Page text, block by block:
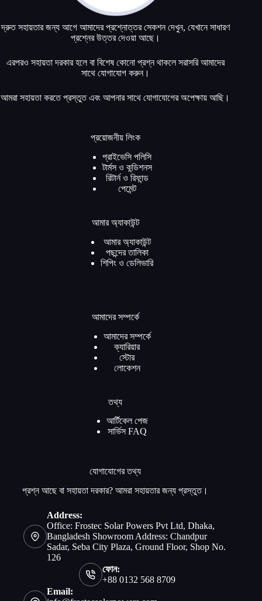
দ্রুত সহায়তার জন্য আগে আমাদের প্রশ্নোত্তর সেকশন দেখুন, যেখানে সাধারণ
প্রশ্নের উত্তর দেওয়া আছে।
এরপরও সহায়তা দরকার হলে বা বিশেষ কোনো প্রশ্ন থাকলে সরাসরি আমাদের
সাথে যোগাযোগ করুন।
আমরা সহায়তা করতে প্রস্তুত এবং আপনার সাথে যোগাযোগের অপেক্ষায় আছি।
প্রয়োজনীয় লিংক
প্রাইভেসি পলিসি
টার্মস ও কন্ডিশনস
রিটার্ন ও রিফান্ড
পেমেন্ট
আমার অ্যাকাউন্ট
আমার অ্যাকাউন্ট
পছন্দের তালিকা
শিপিং ও ডেলিভারি
আমাদের সম্পর্কে
আমাদের সম্পর্কে
ক্যারিয়ার
স্টোর
লোকেশন
তথ্য
আর্টিকেল পেজ
সার্ভিস FAQ
যোগাযোগের তথ্য
প্রশ্ন আছে বা সহায়তা দরকার? আমরা সহায়তার জন্য প্রস্তুত।
Address:
Office: Frostec Solar Powers Pvt Ltd, Dhaka,
Bangladesh Showroom Address: Chandpur
Sadar, Seba City Plaza, Ground Floor, Shop No.
126
ফোন:
+88 0132 568 8709
Email: